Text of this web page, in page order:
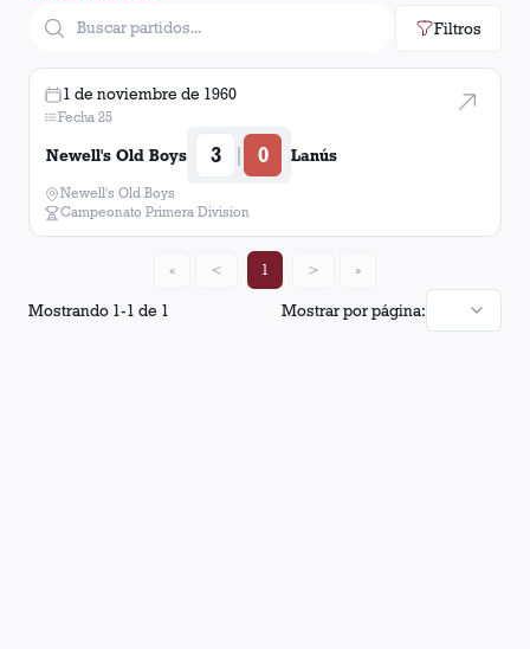
Filtros
1 de noviembre de 1960
Fecha 25
Newell's Old Boys 3 | 0 Lanús
Newell's Old Boys
Campeonato Primera Division
Mostrando 1-1 de 1 Mostrar por página:
« < 1 > »